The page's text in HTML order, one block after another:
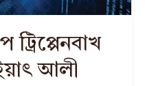
ট্রিপ্পেনবাখ
আলী